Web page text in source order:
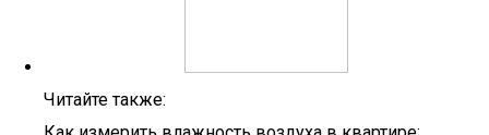
Читайте также: